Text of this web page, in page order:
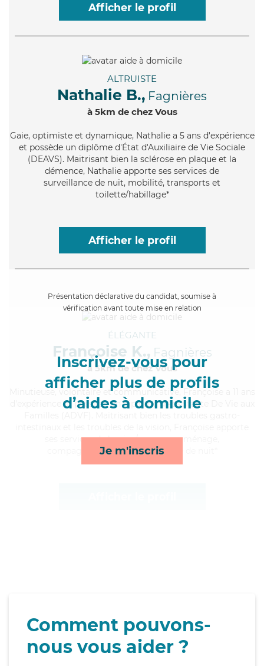
Afficher le profil
ALTRUISTE
Nathalie B., Fagnières
à 5km de chez Vous
Gaie, optimiste et dynamique, Nathalie a 5 ans d'expérience
et possède un diplôme d'État d'Auxiliaire de Vie Sociale
(DEAVS). Maitrisant bien la sclérose en plaque et la
démence, Nathalie apporte ses services de
surveillance de nuit, mobilité, transports et
toilette/habillage*
Afficher le profil
Présentation déclarative du candidat, soumise à
vérification avant toute mise en relation
Inscrivez-vous pour
afficher plus de profils
d’aides à domicile
Je m'inscris
ÉLÉGANTE
Françoise K., Fagnières
à 5km de chez Vous
, volontaire et communicative, Françoise a 11 ans
d'expérience et possède un diplôme d'Assistante De Vie aux
ses services de lessive/repassage, ménage,
compagnie/loisirs et surveillance de nuit*
Comment pouvons-
nous vous aider ?